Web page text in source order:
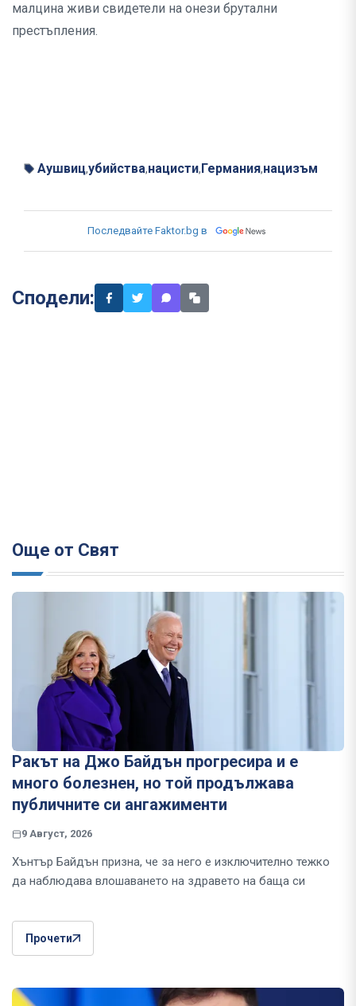
малцина живи свидетели на онези брутални
престъпления.
Аушвиц,убийства,нацисти, Германия,нацизъм
Последвайте Faktor.bg в
Сподели:
Още от Свят
Ракът на Джо Байдън прогресира и е
много болезнен, но той продължава
публичните си ангажименти
9 Август, 2026
Хънтър Байдън призна, че за него е изключително тежко
да наблюдава влошаването на здравето на баща си
Прочети